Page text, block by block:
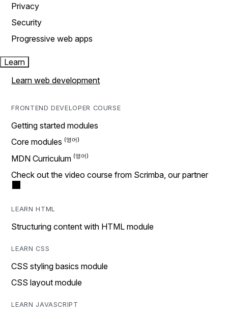
Privacy
Security
Progressive web apps
Learn
Learn web development
FRONTEND DEVELOPER COURSE
Getting started modules
Core modules
MDN Curriculum
Check out the video course from Scrimba, our partner
LEARN HTML
Structuring content with HTML module
LEARN CSS
CSS styling basics module
CSS layout module
LEARN JAVASCRIPT